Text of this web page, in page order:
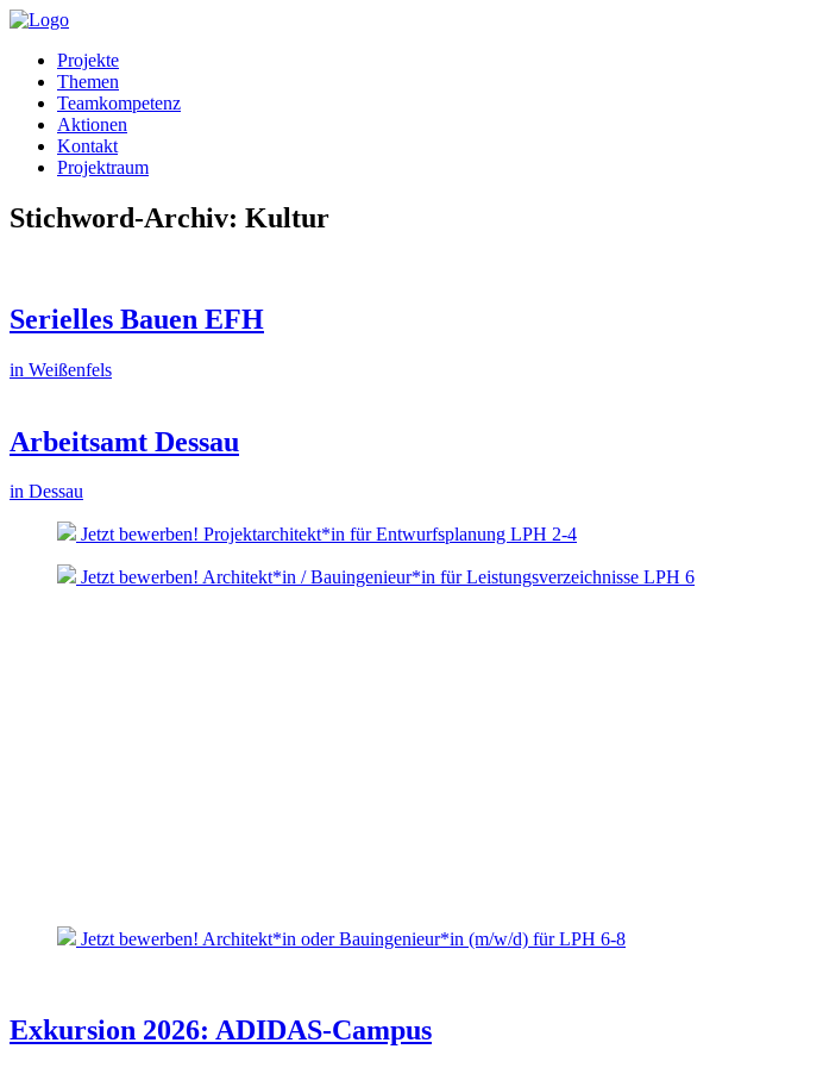
Projekte
Themen
Teamkompetenz
Aktionen
Kontakt
Projektraum
Stichword-Archiv: Kultur
Serielles Bauen EFH
in Weißenfels
Arbeitsamt Dessau
in Dessau
Jetzt bewerben! Projektarchitekt*in für Entwurfsplanung LPH 2-4
Jetzt bewerben! Architekt*in / Bauingenieur*in für Leistungsverzeichnisse LPH 6
Jetzt bewerben! Architekt*in oder Bauingenieur*in (m/w/d) für LPH 6-8
Exkursion 2026: ADIDAS-Campus